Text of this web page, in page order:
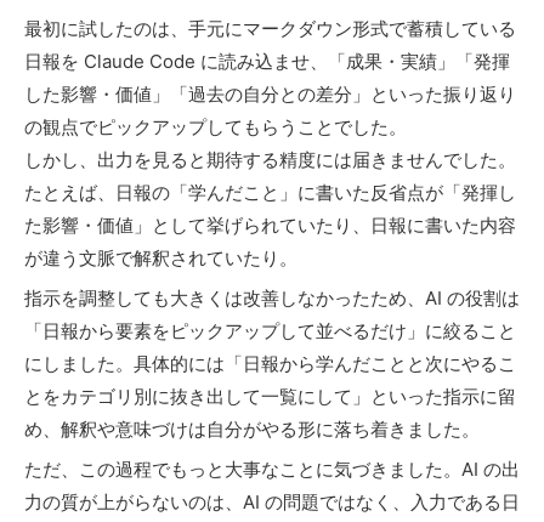
最初に試したのは、手元にマークダウン形式で蓄積している
日報を Claude Code に読み込ませ、「成果・実績」「発揮
した影響・価値」「過去の自分との差分」といった振り返り
の観点でピックアップしてもらうことでした。
しかし、出力を見ると期待する精度には届きませんでした。
たとえば、日報の「学んだこと」に書いた反省点が「発揮し
た影響・価値」として挙げられていたり、日報に書いた内容
が違う文脈で解釈されていたり。
指示を調整しても大きくは改善しなかったため、AI の役割は
「日報から要素をピックアップして並べるだけ」に絞ること
にしました。具体的には「日報から学んだことと次にやるこ
とをカテゴリ別に抜き出して一覧にして」といった指示に留
め、解釈や意味づけは自分がやる形に落ち着きました。
ただ、この過程でもっと大事なことに気づきました。AI の出
力の質が上がらないのは、AI の問題ではなく、入力である日